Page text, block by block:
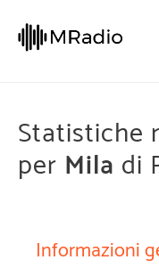
Statistiche
per Mila di
Informazioni